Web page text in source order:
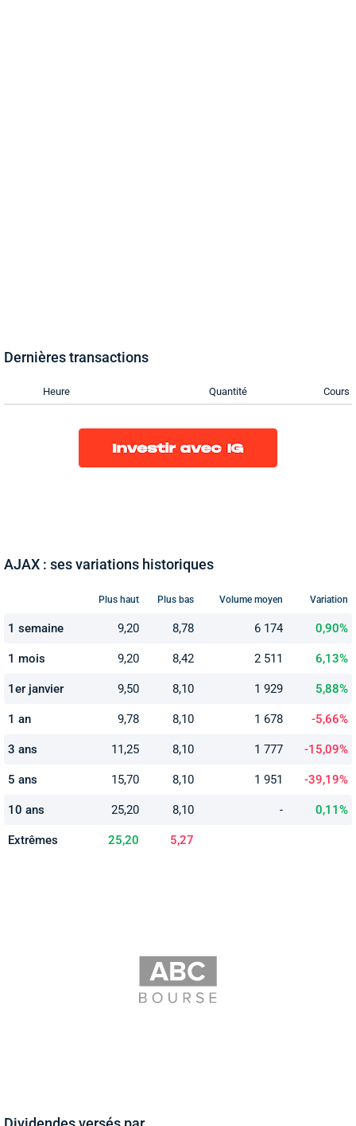
Dernières transactions
Heure Quantité Cours
AJAX : ses variations historiques
Plus haut Plus bas Volume moyen Variation
1 semaine 9,20 8,78 6 174 0,90%
1 mois 9,20 8,42 2 511 6,13%
1er janvier 9,50 8,10 1 929 5,88%
1 an 9,78 8,10 1 678 -5,66%
3 ans 11,25 8,10 1 777 -15,09%
5 ans 15,70 8,10 1 951 -39,19%
10 ans 25,20 8,10 - 0,11%
Extrêmes 25,20 5,27